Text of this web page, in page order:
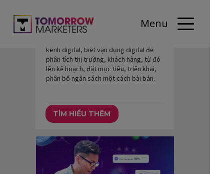
Menu
kênh digital, biết vận dụng digital để
phân tích thị trường, khách hàng, từ đó
lên kế hoạch, đặt mục tiêu, triển khai,
phân bổ ngân sách một cách bài bản.
AI Digital Marketing
TÌM HIỂU THÊM